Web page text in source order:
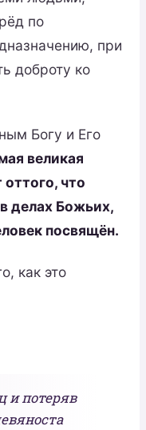
по
при
доброту ко
Богу и Его
великая
что
делах Божьих,
посвящён.
как это
и потеряв